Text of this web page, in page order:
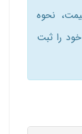
نحوه
را ثبت